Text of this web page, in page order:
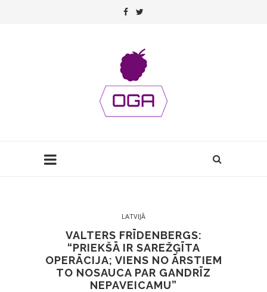
LATVIJĀ
VALTERS FRĪDENBERGS:
“PRIEKŠĀ IR SAREŽĢĪTA
OPERĀCIJA; VIENS NO ĀRSTIEM
TO NOSAUCA PAR GANDRĪZ
NEPAVEICAMU”